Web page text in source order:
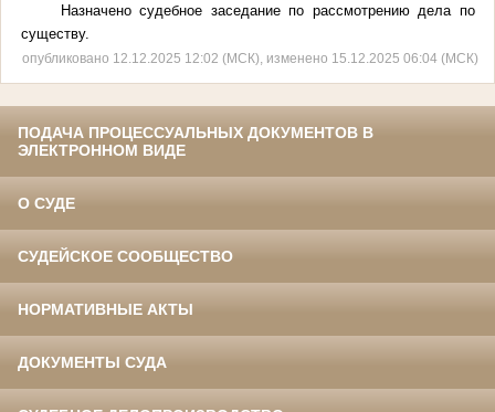
Назначено судебное заседание по рассмотрению дела по
существу.
опубликовано 12.12.2025 12:02 (МСК), изменено 15.12.2025 06:04 (МСК)
ПОДАЧА ПРОЦЕССУАЛЬНЫХ ДОКУМЕНТОВ В
ЭЛЕКТРОННОМ ВИДЕ
О СУДЕ
СУДЕЙСКОЕ СООБЩЕСТВО
НОРМАТИВНЫЕ АКТЫ
ДОКУМЕНТЫ СУДА